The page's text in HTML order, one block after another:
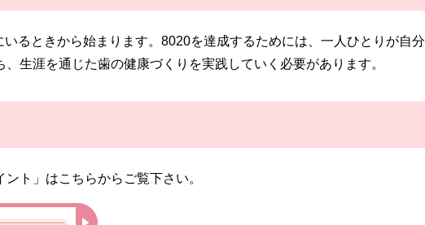
るときから始まります。8020を達成するためには、一人ひとりが自分
生涯を通じた歯の健康づくりを実践していく必要があります。
ト」はこちらからご覧下さい。